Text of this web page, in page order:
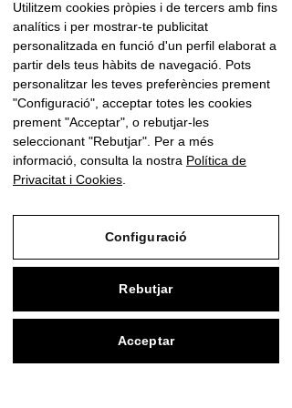
Encara no hi ha res per
mostrar aquí
Quan aquest membre afegeixi
informació sobre si mateix, la veuràs
Utilitzem cookies pròpies i de tercers amb fins
analítics i per mostrar-te publicitat
personalitzada en funció d'un perfil elaborat a
partir dels teus hàbits de navegació. Pots
personalitzar les teves preferències prement
"Configuració", acceptar totes les cookies
prement "Acceptar", o rebutjar-les
seleccionant "Rebutjar". Per a més
informació, consulta la nostra Política de
Privacitat i Cookies
Configuració
Rebutjar
Acceptar